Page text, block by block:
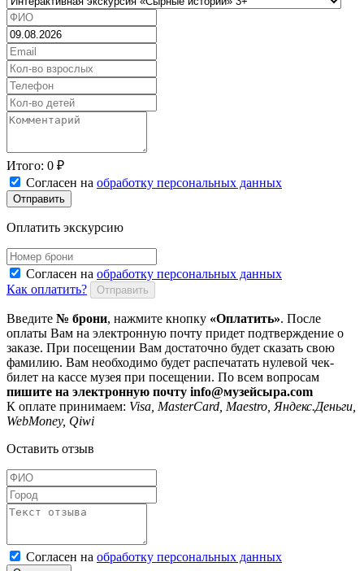
Итого: 0 ₽
Согласен на обработку персональных данных
Отправить
Оплатить экскурсию
Согласен на обработку персональных данных
Как оплатить?
Отправить
Введите № брони, нажмите кнопку «Оплатить». После
оплаты Вам на электронную почту придет подтверждение о
заказе. При посещении Вам достаточно будет сказать свою
фамилию. Вам необходимо будет распечатать нулевой чек-
билет на кассе музея при посещении. По всем вопросам
пишите на электронную почту info@музейсыра.com
К оплате принимаем: Visa, MasterCard, Maestro, Яндекс.Деньги,
WebMoney, Qiwi
Оставить отзыв
Согласен на обработку персональных данных